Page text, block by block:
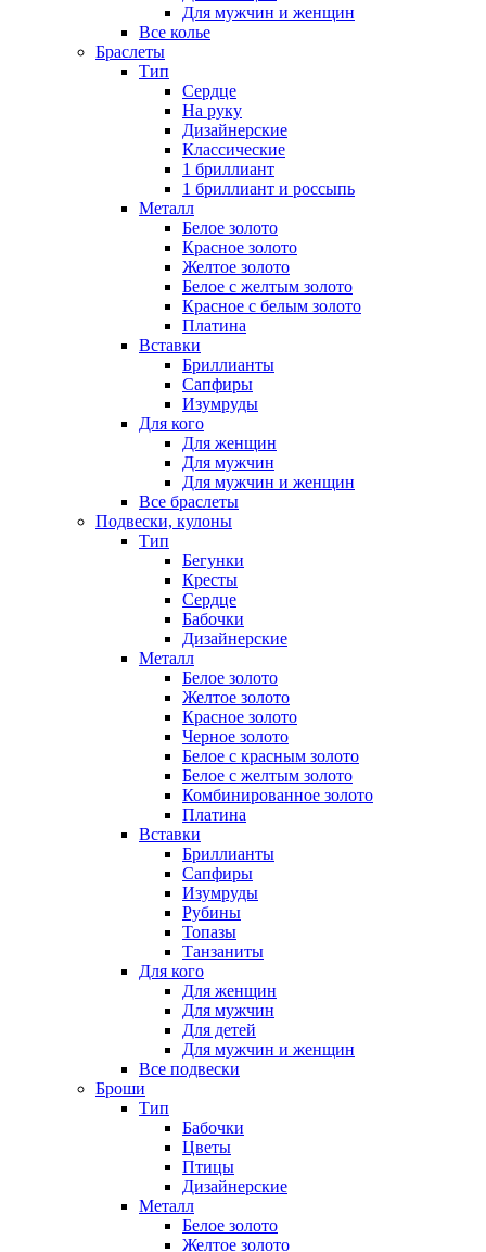
Для мужчин и женщин
Все колье
Браслеты
Тип
Сердце
На руку
Дизайнерские
Классические
1 бриллиант
1 бриллиант и россыпь
Металл
Белое золото
Красное золото
Желтое золото
Белое с желтым золото
Красное с белым золото
Платина
Вставки
Бриллианты
Сапфиры
Изумруды
Для кого
Для женщин
Для мужчин
Для мужчин и женщин
Все браслеты
Подвески, кулоны
Тип
Бегунки
Кресты
Сердце
Бабочки
Дизайнерские
Металл
Белое золото
Желтое золото
Красное золото
Черное золото
Белое с красным золото
Белое с желтым золото
Комбинированное золото
Платина
Вставки
Бриллианты
Сапфиры
Изумруды
Рубины
Топазы
Танзаниты
Для кого
Для женщин
Для мужчин
Для детей
Для мужчин и женщин
Все подвески
Броши
Тип
Бабочки
Цветы
Птицы
Дизайнерские
Металл
Белое золото
Желтое золото